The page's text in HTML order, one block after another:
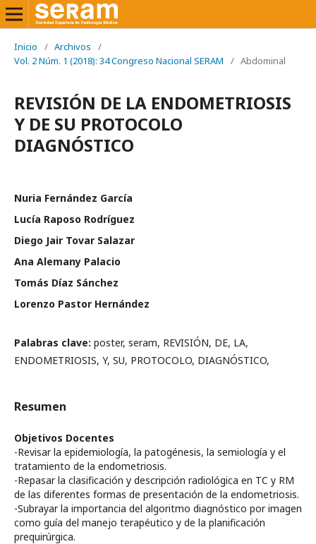
Inicio / Archivos
/
Vol. 2 Núm. 1 (2018): 34 Congreso Nacional SERAM
/ Abdominal
REVISIÓN DE LA ENDOMETRIOSIS
Y DE SU PROTOCOLO
DIAGNÓSTICO
Nuria Fernández García
Lucía Raposo Rodríguez
Diego Jair Tovar Salazar
Ana Alemany Palacio
Tomás Díaz Sánchez
Lorenzo Pastor Hernández
Palabras clave: poster, seram, REVISIÓN, DE, LA,
ENDOMETRIOSIS, Y, SU, PROTOCOLO, DIAGNÓSTICO,
Resumen
Objetivos Docentes
-Revisar la epidemiología, la patogénesis, la semiología y el
tratamiento de la endometriosis.
-Repasar la clasificación y descripción radiológica en TC y RM
de las diferentes formas de presentación de la endometriosis.
-Subrayar la importancia del algoritmo diagnóstico por imagen
como guía del manejo terapéutico y de la planificación
prequirúrgica.